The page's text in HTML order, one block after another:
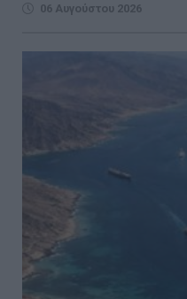
06 Αυγούστου 2026